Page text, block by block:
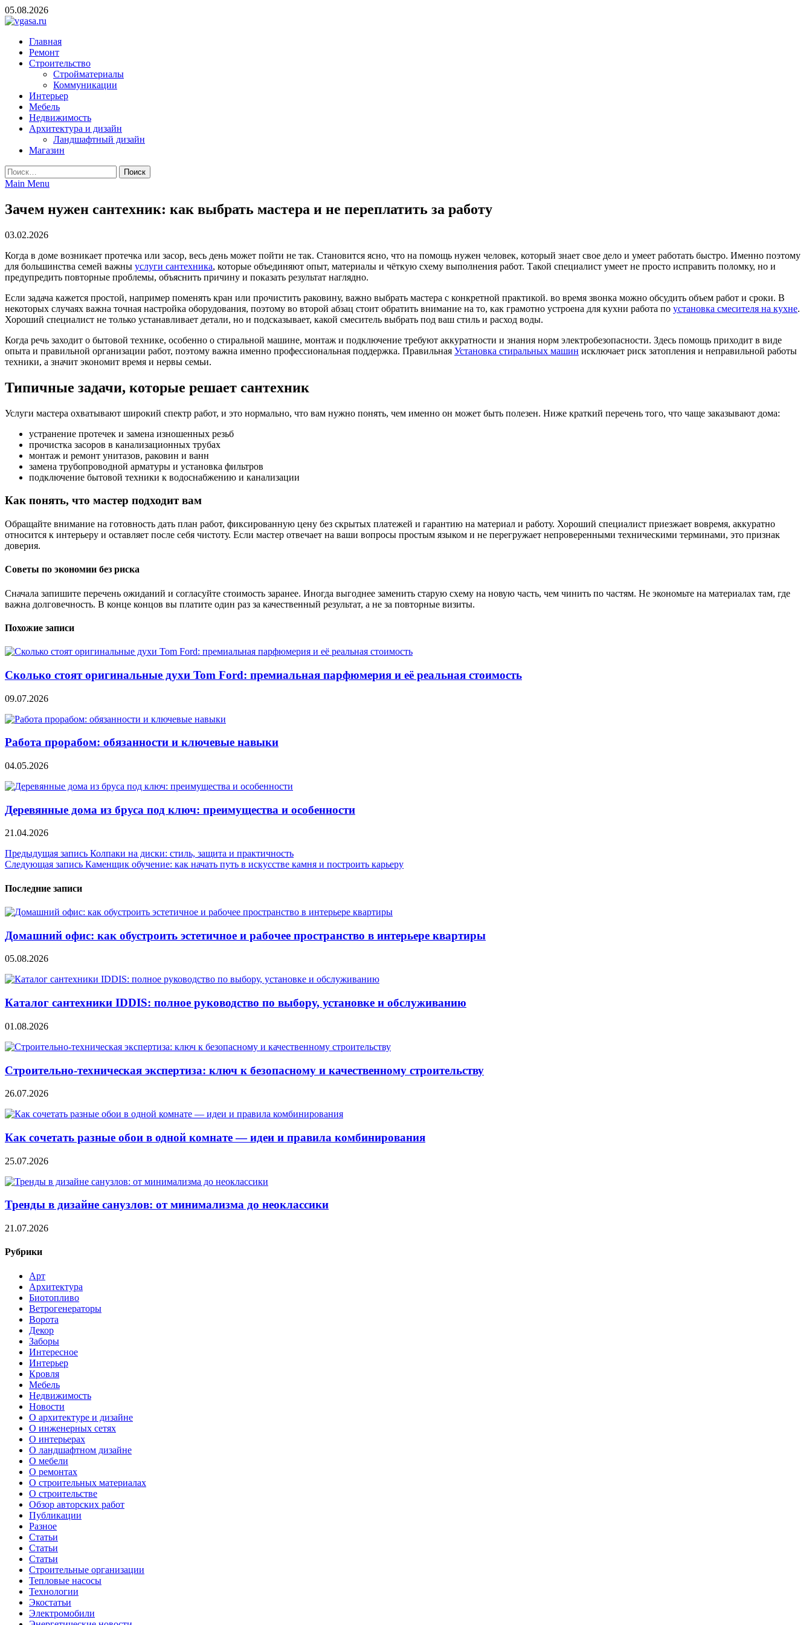
Skip
to
05.08.2026
vgasa.ru
Строительный журнал. Всё о строительстве и ремонтах
Главная
Ремонт
Строительство
Стройматериалы
Коммуникации
Интерьер
Мебель
Недвижимость
Архитектура и дизайн
Ландшафтный дизайн
Магазин
Найти:
Main Menu
Зачем нужен сантехник: как выбрать мастера и не переплатить за работу
03.02.2026
Когда в доме возникает протечка или засор, весь день может пойти не так. Становится ясно, что на помощь нужен человек, который знает свое дело и умеет работать быстро. Именно поэтому
для большинства семей важны услуги сантехника, которые объединяют опыт, материалы и чёткую схему выполнения работ. Такой специалист умеет не просто исправить поломку, но и
предупредить повторные проблемы, объяснить причину и показать результат наглядно.
Если задача кажется простой, например поменять кран или прочистить раковину, важно выбрать мастера с конкретной практикой. во время звонка можно обсудить объем работ и сроки. В
некоторых случаях важна точная настройка оборудования, поэтому во второй абзац стоит обратить внимание на то, как грамотно устроена для кухни работа по установка смесителя на кухне.
Хороший специалист не только устанавливает детали, но и подсказывает, какой смеситель выбрать под ваш стиль и расход воды.
Когда речь заходит о бытовой технике, особенно о стиральной машине, монтаж и подключение требуют аккуратности и знания норм электробезопасности. Здесь помощь приходит в виде
опыта и правильной организации работ, поэтому важна именно профессиональная поддержка. Правильная Установка стиральных машин исключает риск затопления и неправильной работы
техники, а значит экономит время и нервы семьи.
Типичные задачи, которые решает сантехник
Услуги мастера охватывают широкий спектр работ, и это нормально, что вам нужно понять, чем именно он может быть полезен. Ниже краткий перечень того, что чаще заказывают дома:
устранение протечек и замена изношенных резьб
прочистка засоров в канализационных трубах
монтаж и ремонт унитазов, раковин и ванн
замена трубопроводной арматуры и установка фильтров
подключение бытовой техники к водоснабжению и канализации
Как понять, что мастер подходит вам
Обращайте внимание на готовность дать план работ, фиксированную цену без скрытых платежей и гарантию на материал и работу. Хороший специалист приезжает вовремя, аккуратно
относится к интерьеру и оставляет после себя чистоту. Если мастер отвечает на ваши вопросы простым языком и не перегружает непроверенными техническими терминами, это признак
доверия.
Советы по экономии без риска
Сначала запишите перечень ожиданий и согласуйте стоимость заранее. Иногда выгоднее заменить старую схему на новую часть, чем чинить по частям. Не экономьте на материалах там, где
важна долговечность. В конце концов вы платите один раз за качественный результат, а не за повторные визиты.
Похожие записи
Сколько стоят оригинальные духи Tom Ford: премиальная парфюмерия и её реальная стоимость
09.07.2026
Работа прорабом: обязанности и ключевые навыки
04.05.2026
Деревянные дома из бруса под ключ: преимущества и особенности
21.04.2026
Навигация
по
записям
Предыдущая запись Колпаки на диски: стиль, защита и практичность
Следующая запись Каменщик обучение: как начать путь в искусстве камня и построить карьеру
Последние записи
Домашний офис: как обустроить эстетичное и рабочее пространство в интерьере квартиры
05.08.2026
Каталог сантехники IDDIS: полное руководство по выбору, установке и обслуживанию
01.08.2026
Строительно‑техническая экспертиза: ключ к безопасному и качественному строительству
26.07.2026
Как сочетать разные обои в одной комнате — идеи и правила комбинирования
25.07.2026
Тренды в дизайне санузлов: от минимализма до неоклассики
21.07.2026
Рубрики
Арт
Архитектура
Биотопливо
Ветрогенераторы
Ворота
Декор
Заборы
Интересное
Интерьер
Кровля
Мебель
Недвижимость
Новости
О архитектуре и дизайне
О инженерных сетях
О интерьерах
О ландшафтном дизайне
О мебели
О ремонтах
О строительных материалах
О строительстве
Обзор авторских работ
Публикации
Разное
Статьи
Статьи
Статьи
Строительные организации
Тепловые насосы
Технологии
Экостатьи
Электромобили